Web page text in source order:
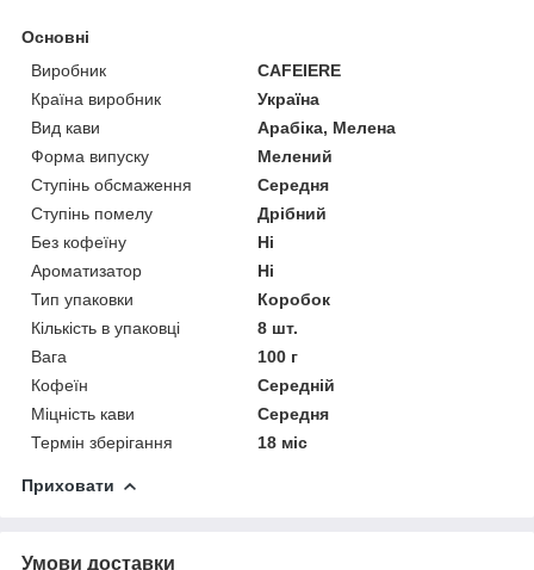
Основні
Виробник
CAFEIERE
Країна виробник
Україна
Вид кави
Арабіка, Мелена
Форма випуску
Мелений
Ступінь обсмаження
Середня
Ступінь помелу
Дрібний
Без кофеїну
Ні
Ароматизатор
Ні
Тип упаковки
Коробок
Кількість в упаковці
8 шт.
Вага
100 г
Кофеїн
Середній
Міцність кави
Середня
Термін зберігання
18 міс
Приховати
Умови доставки